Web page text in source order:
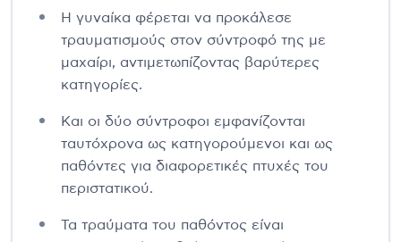
Η γυναίκα φέρεται να προκάλεσε
τραυματισμούς στον σύντροφό της με
μαχαίρι, αντιμετωπίζοντας βαρύτερες
κατηγορίες.
Και οι δύο σύντροφοι εμφανίζονται
ταυτόχρονα ως κατηγορούμενοι και ως
παθόντες για διαφορετικές πτυχές του
περιστατικού.
Τα τραύματα του παθόντος είναι